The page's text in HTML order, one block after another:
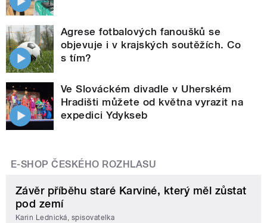
Agrese fotbalových fanoušků se
objevuje i v krajských soutěžích. Co
s tím?
Ve Slováckém divadle v Uherském
Hradišti můžete od května vyrazit na
expedici Ydykseb
E-SHOP ČESKÉHO ROZHLASU
Závěr příběhu staré Karviné, který měl zůstat
pod zemí
Karin Lednická, spisovatelka